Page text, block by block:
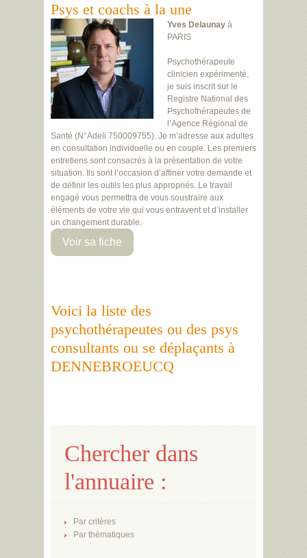
Psys et coachs à la une
Yves Delaunay à
PARIS
Psychothérapeute
clinicien expérimenté,
je suis inscrit sur le
Registre National des
Psychothérapeutes de
l’Agence Régional de
Santé (N°Adeli 750009755). Je m’adresse aux adultes
en consultation individuelle ou en couple. Les premiers
entretiens sont consacrés à la présentation de votre
situation. Ils sont l’occasion d’affiner votre demande et
de définir les outils les plus appropriés. Le travail
engagé vous permettra de vous soustraire aux
éléments de votre vie qui vous entravent et d’installer
un changement durable.
Voir sa fiche
Voici la liste des
psychothérapeutes ou des psys
consultants ou se déplaçants à
DENNEBROEUCQ
Chercher dans
l'annuaire :
Par critères
Par thématiques